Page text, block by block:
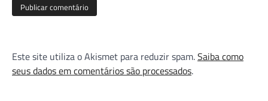
Este site utiliza o Akismet para reduzir spam.Saiba como
seus dados em comentários são processados.